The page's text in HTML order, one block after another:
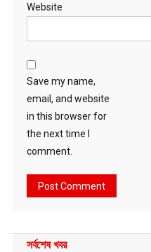
Website
Save my name,
email, and website
in this browser for
the next time I
comment.
সর্বশেষ খবর